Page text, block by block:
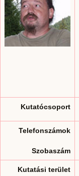
Kutatócsoport
Telefonszámok
Szobaszám
Kutatási terület